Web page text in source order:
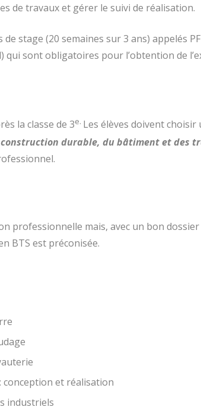
de travaux et gérer le suivi de réalisation.
stage (20 semaines sur 3 ans) appelés
sont obligatoires pour l’obtention de
la classe de 3e. Les élèves doivent choisir
durable, du bâtiment et des
professionnelle mais, avec un bon
BTS est préconisée.
conception et réalisation
industriels